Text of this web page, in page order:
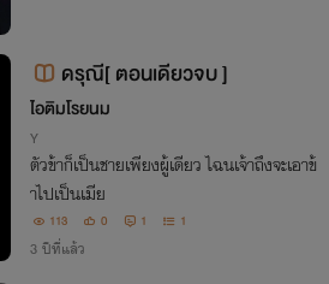
ดรุณี[ ตอนเดียวจบ ]
ไอติมโรยนม
Y
ตัวข้าก็เป็นชายเพียงผู้เดียว ไฉนเจ้าถึงจะเอาข้
าไปเป็นเมีย
113 0 1 1
3 ปีที่แล้ว